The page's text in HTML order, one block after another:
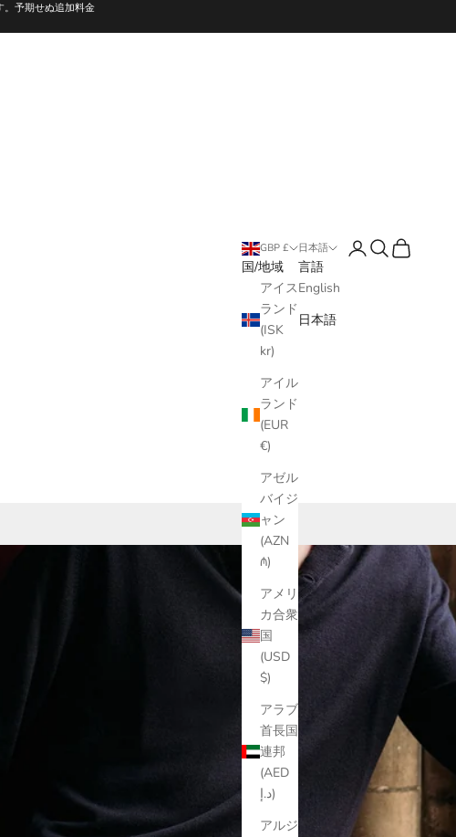
。予期せぬ追加料金
GBP £
国/地域
アイス
ランド
(ISK
kr)
アイル
ランド
(EUR
€)
アゼル
バイジ
ャン
(AZN
₼)
アメリ
カ合衆
国
(USD
$)
アラブ
首長国
連邦
(AED
د.إ)
アルジ
日本語
言語
English
日本語
ログイン
検索カート